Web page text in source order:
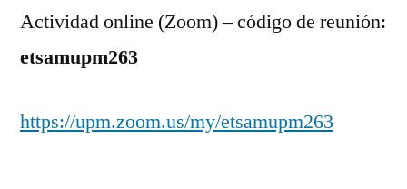
Actividad online (Zoom) – código de reunión:
etsamupm263
https://upm.zoom.us/my/etsamupm263